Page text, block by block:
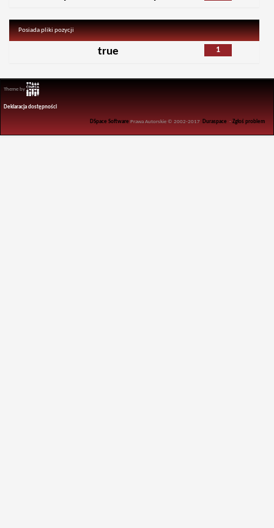
Posiada pliki pozycji
1
true
Theme by
Deklaracja dostępności
DSpace Software Prawa Autorskie © 2002-2017 Duraspace -Zgłoś problem